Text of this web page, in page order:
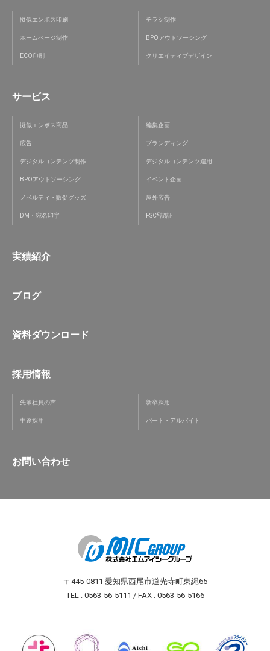
擬似エンボス印刷 チラシ制作
ホームページ制作 BPOアウトソーシング
ECO印刷 クリエイティブデザイン
サービス
擬似エンボス商品 編集企画
広告 ブランディング
デジタルコンテンツ制作 デジタルコンテンツ運用
BPOアウトソーシング イベント企画
ノベルティ・販促グッズ 屋外広告
DM・宛名印字 FSC®認証
実績紹介
ブログ
資料ダウンロード
採用情報
先輩社員の声 新卒採用
中途採用 パート・アルバイト
お問い合わせ
〒445-0811 愛知県西尾市道光寺町東縄65
TEL : 0563-56-5111 / FAX : 0563-56-5166